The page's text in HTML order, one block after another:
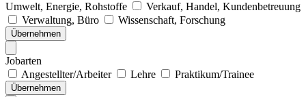
Umwelt, Energie, Rohstoffe
Verkauf, Handel, Kundenbetreuung
Verwaltung, Büro
Wissenschaft, Forschung
Übernehmen
Jobarten
Angestellter/Arbeiter
Lehre Praktikum/Trainee
Übernehmen